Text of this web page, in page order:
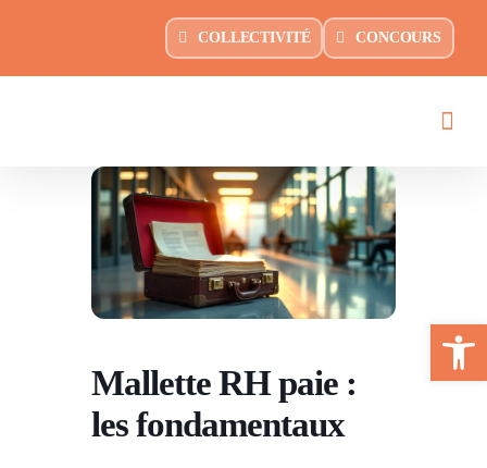
Ouvrir
contenu
COLLECTIVITÉ CONCOURS
Mallette RH paie :
les fondamentaux